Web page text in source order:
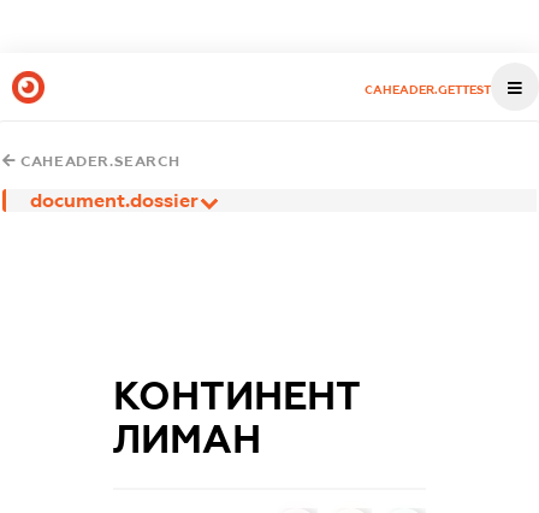
CAHEADER.GETTEST
CAHEADER.SEARCH
document.dossier
КОНТИНЕНТ
ЛИМАН